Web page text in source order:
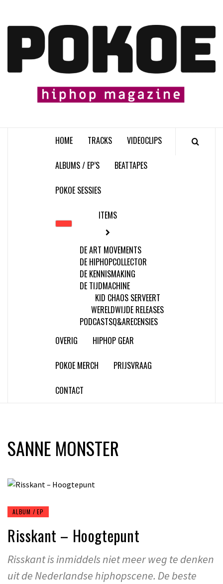
content
HOME TRACKS VIDEOCLIPS
ALBUMS / EP’S BEATTAPES
POKOE SESSIES
ITEMS
DE ART MOVEMENTS
DE HIPHOPCOLLECTOR
DE KENNISMAKING
DE TIJDMACHINE
KID CHAOS SERVEERT
WERELDWIJDE RELEASES
PODCASTSQ&ARECENSIES
OVERIG
HIPHOP GEAR
POKOE MERCH PRIJSVRAAG
CONTACT
SANNE MONSTER
ALBUM / EP
Risskant – Hoogtepunt
Risskant is inmiddels niet meer weg te denken
uit de Nederlandse hiphopscene. De beste